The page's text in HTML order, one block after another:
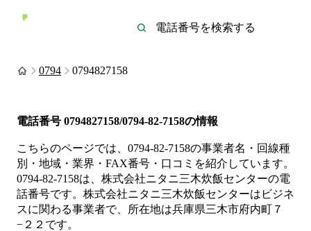
0794 0794827158
電話番号 0794827158/0794-82-7158の情報
こちらのページでは、 0794-82-7158の事業者名・回線種
別・地域・業界・FAX番号・口コミを紹介しています。
0794-82-7158は、 株式会社ニタニ三木炊飯センターの電
話番号です。 株式会社ニタニ三木炊飯センターは ビジネ
スに関わる事業者で、所在地は兵庫県三木市府内町７
−２２ です。